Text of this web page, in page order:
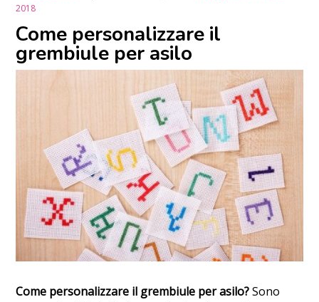
2018
Come personalizzare il
grembiule per asilo
Come personalizzare il grembiule per asilo?Sono